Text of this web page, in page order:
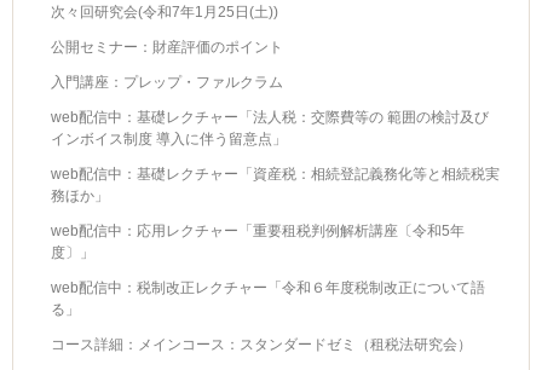
次々回研究会(令和7年1月25日(土))
公開セミナー：財産評価のポイント
入門講座：プレップ・ファルクラム
web配信中：基礎レクチャー「法人税：交際費等の 範囲の検討及び
インボイス制度 導入に伴う留意点」
web配信中：基礎レクチャー「資産税：相続登記義務化等と相続税実
務ほか」
web配信中：応用レクチャー「重要租税判例解析講座〔令和5年
度〕」
web配信中：税制改正レクチャー「令和６年度税制改正について語
る」
コース詳細：メインコース：スタンダードゼミ（租税法研究会）